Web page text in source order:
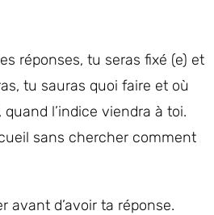
réponses, tu seras fixé (e) et
tu sauras quoi faire et où
l’indice viendra à toi.
sans chercher comment
avant d’avoir ta réponse.